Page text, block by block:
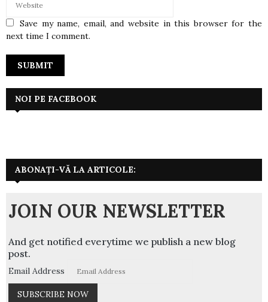
Save my name, email, and website in this browser for the
next time I comment.
NOI PE FACEBOOK
ABONAȚI-VĂ LA ARTICOLE:
JOIN OUR NEWSLETTER
And get notified everytime we publish a new blog
post.
Email Address